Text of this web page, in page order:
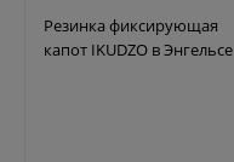
Резинка фиксирующая
капот IKUDZO в Энгельсе